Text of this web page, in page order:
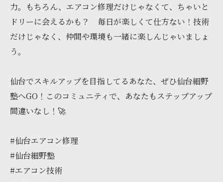
力。もちろん、エアコン修理だけじゃなくて、ちゃいと
ドリーに会えるかも？ 毎日が楽しくて仕方ない！技術
だけじゃなく、仲間や環境も一緒に楽しんじゃいましょ
う。
仙台でスキルアップを目指してるあなた、ぜひ仙台細野
塾へGO！このコミュニティで、あなたもステップアップ
間違いなし！🚀
#仙台エアコン修理
#仙台細野塾
#エアコン技術